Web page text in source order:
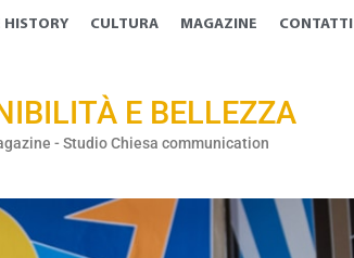
HISTORY CULTURA MAGAZINE CONTATTI
E BELLEZZA
- Studio Chiesa communication